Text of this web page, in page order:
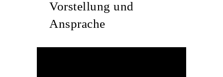
Vorstellung und
Ansprache